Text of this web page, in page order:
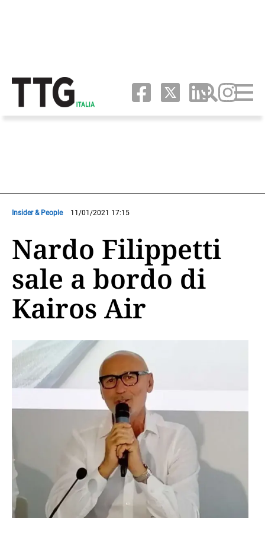
Insider & People 11/01/2021 17:15
Nardo Filippetti
sale a bordo di
Kairos Air